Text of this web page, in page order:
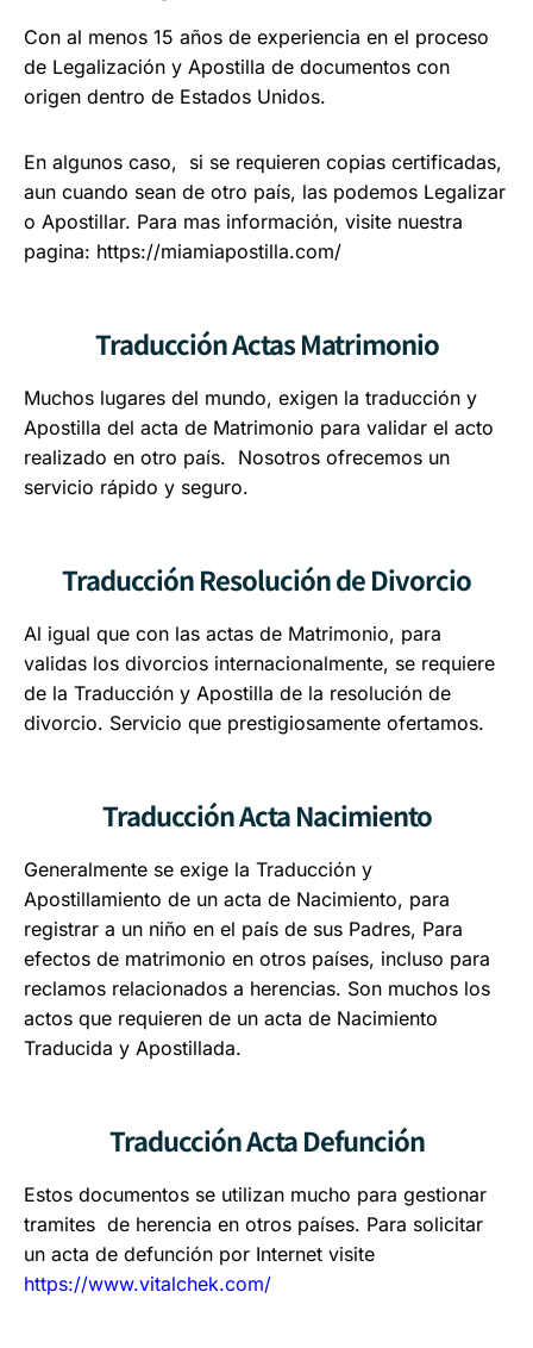
Con al menos 15 años de experiencia en el proceso
de Legalización y Apostilla de documentos con
origen dentro de Estados Unidos.
En algunos caso, si se requieren copias certificadas,
aun cuando sean de otro país, las podemos Legalizar
o Apostillar. Para mas información, visite nuestra
pagina: https://miamiapostilla.com/
Traducción Actas Matrimonio
Muchos lugares del mundo, exigen la traducción y
Apostilla del acta de Matrimonio para validar el acto
realizado en otro país. Nosotros ofrecemos un
servicio rápido y seguro.
Traducción Resolución de Divorcio
Al igual que con las actas de Matrimonio, para
validas los divorcios internacionalmente, se requiere
de la Traducción y Apostilla de la resolución de
divorcio. Servicio que prestigiosamente ofertamos.
Traducción Acta Nacimiento
Generalmente se exige la Traducción y
Apostillamiento de un acta de Nacimiento, para
registrar a un niño en el país de sus Padres, Para
efectos de matrimonio en otros países, incluso para
reclamos relacionados a herencias. Son muchos los
actos que requieren de un acta de Nacimiento
Traducida y Apostillada.
Traducción Acta Defunción
Estos documentos se utilizan mucho para gestionar
tramites de herencia en otros países. Para solicitar
un acta de defunción por Internet visite
https://www.vitalchek.com/